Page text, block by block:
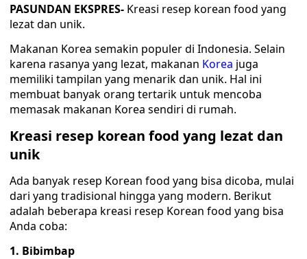
PASUNDAN EKSPRES- Kreasi resep korean food yang
lezat dan unik.
Makanan Korea semakin populer di Indonesia. Selain
karena rasanya yang lezat, makanan Korea juga
memiliki tampilan yang menarik dan unik. Hal ini
membuat banyak orang tertarik untuk mencoba
memasak makanan Korea sendiri di rumah.
Kreasi resep korean food yang lezat dan
unik
Ada banyak resep Korean food yang bisa dicoba, mulai
dari yang tradisional hingga yang modern. Berikut
adalah beberapa kreasi resep Korean food yang bisa
Anda coba:
1. Bibimbap